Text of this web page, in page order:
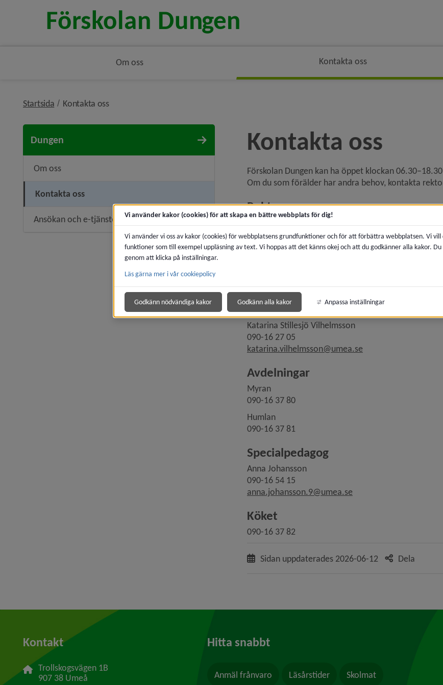
Om oss Kontakta oss
Startsida Kontakta ossnivå i brödsmulenavigeringen
Dungen
Om oss
Kontakta oss
Ansökan och e-tjänster
Kontakta oss
Förskolan Dungen kan ha öppet klockan
Om du som förälder har andra behov, kontakta
Rektor
090-16 58 78
charlotte.nyberg@umea.se
Kontakta pedagogiska placeringsenheten
Områdeschef förskolor Nordöst
Katarina Stillesjö Vilhelmsson
090-16 27 05
katarina.vilhelmsson@umea.se
Avdelningar
Myran
090-16 37 80
Humlan
090-16 37 81
Specialpedagog
Anna Johansson
090-16 54 15
anna.johansson.9@umea.se
Köket
090-16 37 82
Sidan uppdaterades 2026-06-12 Dela
Kontakt
Trollskogsvägen 1B
907 38 Umeå
Hitta snabbt
Anmäl frånvaro Läsårstider Skolmat
Vi använder kakor (cookies) för att skapa en bättre webbplats för dig!
Vi använder vi oss av kakor (cookies) för webbplatsens grundfunktioner och för att förbättra webbplatsen. Vi
funktioner som till exempel uppläsning av text. Vi hoppas att det känns okej och att du godkänner alla kakor.
genom att klicka på inställningar.
Läs gärna mer i vår cookiepolicy
Godkänn nödvändiga kakor Godkänn alla kakor Anpassa inställningar